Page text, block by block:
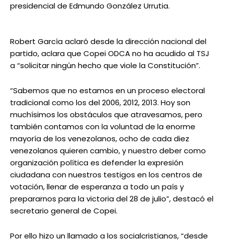
presidencial de Edmundo González Urrutia.
Robert García aclaró desde la dirección nacional del
partido, aclara que Copei ODCA no ha acudido al TSJ
a “solicitar ningún hecho que viole la Constitución”.
“Sabemos que no estamos en un proceso electoral
tradicional como los del 2006, 2012, 2013. Hoy son
muchísimos los obstáculos que atravesamos, pero
también contamos con la voluntad de la enorme
mayoría de los venezolanos, ocho de cada diez
venezolanos quieren cambio, y nuestro deber como
organización política es defender la expresión
ciudadana con nuestros testigos en los centros de
votación, llenar de esperanza a todo un país y
prepararnos para la victoria del 28 de julio”, destacó el
secretario general de Copei.
Por ello hizo un llamado a los socialcristianos, “desde